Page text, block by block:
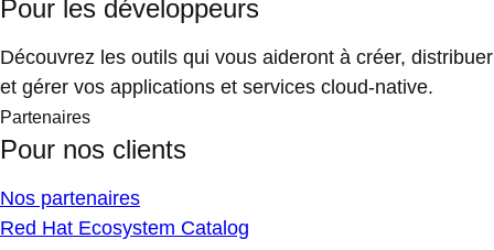
Pour les développeurs
Découvrez les outils qui vous aideront à créer, distribuer
et gérer vos applications et services cloud-native.
Partenaires
Pour nos clients
Nos partenaires
Red Hat Ecosystem Catalog